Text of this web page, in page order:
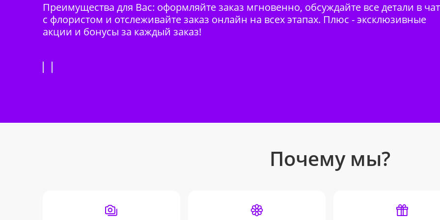
Преимущества для Вас: оформляйте заказ мгновенно, обсуждайте все детали в
с флористом и отслеживайте заказ онлайн на всех этапах. Плюс - эксклюзивные
акции и бонусы за каждый заказ!
Почему мы?